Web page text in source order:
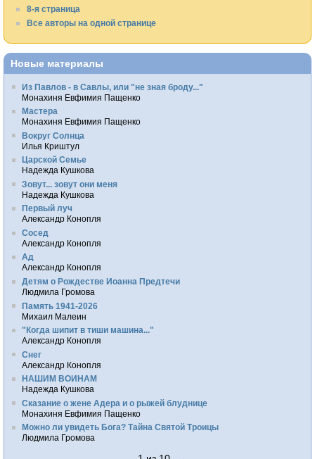
8-я страница
Все авторы на одной странице
Новые материалы
Из Павлов - в Савлы, или "не зная броду..."
Монахиня Евфимия Пащенко
Мастера
Монахиня Евфимия Пащенко
Вокруг Солнца
Илья Криштул
Царской Семье
Надежда Кушкова
Зовут... зовут они меня
Надежда Кушкова
Первый луч
Александр Конопля
Сосед
Александр Конопля
Ад
Александр Конопля
Детям о Рождестве Иоанна Предтечи
Людмила Громова
Память 1941-2026
Михаил Малеин
"Когда шипит в тиши машина..."
Александр Конопля
Снег
Александр Конопля
НАШИМ ВОИНАМ
Надежда Кушкова
Сказание о жене Адера и о рыжей блуднице
Монахиня Евфимия Пащенко
Можно ли увидеть Бога? Тайна Святой Троицы
Людмила Громова